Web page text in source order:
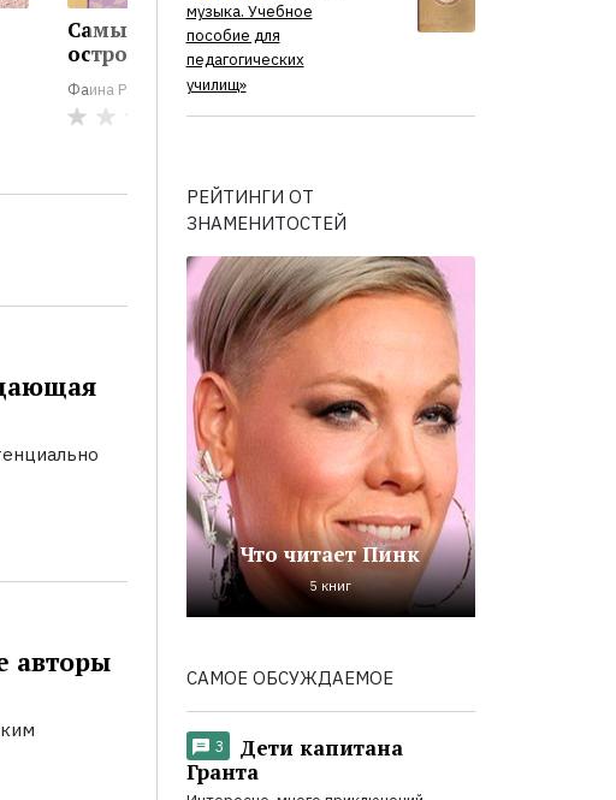
Самые
остроумные...
Фаина Раневская
0
Анекдот из
личной жизни
1
авторы
музыка. Учебное
пособие для
педагогических
училищ»
РЕЙТИНГИ ОТ
ЗНАМЕНИТОСТЕЙ
Что читает Пинк
5 книг
САМОЕ ОБСУЖДАЕМОЕ
3
Дети капитана
Гранта